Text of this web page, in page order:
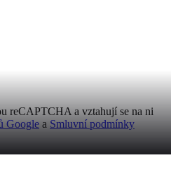
reCAPTCHA a vztahují se na ni
Google a Smluvní podmínky